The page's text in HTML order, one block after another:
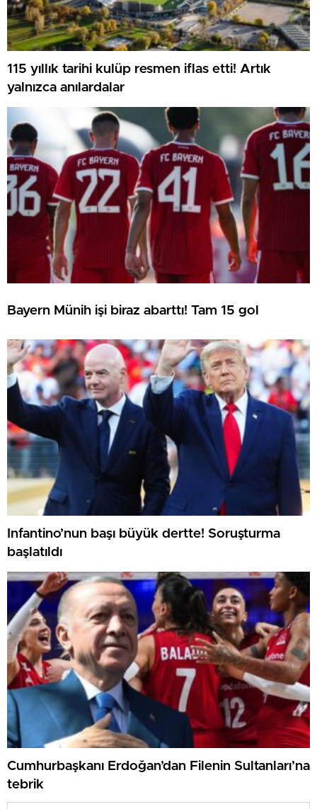
115 yıllık tarihi kulüp resmen iflas etti! Artık
yalnızca anılardalar
Bayern Münih işi biraz abarttı! Tam 15 gol
Infantino’nun başı büyük dertte! Soruşturma
başlatıldı
Cumhurbaşkanı Erdoğan’dan Filenin Sultanları’na
tebrik